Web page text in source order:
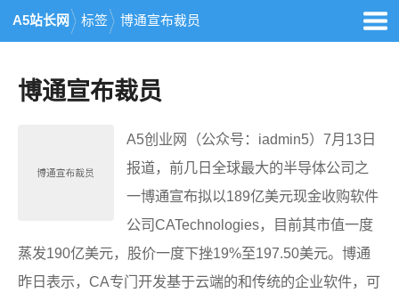
A5站长网 标签 博通宣布裁员
博通宣布裁员
A5创业网（公众号：iadmin5）7月13日
报道，前几日全球最大的半导体公司之
一博通宣布拟以189亿美元现金收购软件
公司CATechnologies，目前其市值一度
蒸发190亿美元，股价一度下挫19%至197.50美元。博通
昨日表示，CA专门开发基于云端的和传统的企业软件，可